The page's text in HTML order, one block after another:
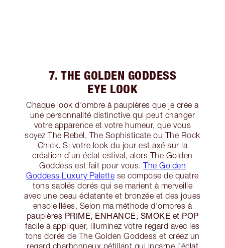
7. THE GOLDEN GODDESS
EYE LOOK
Chaque look d'ombre à paupières que je crée a
une personnalité distinctive qui peut changer
votre apparence et votre humeur, que vous
soyez The Rebel, The Sophisticate ou The Rock
Chick. Si votre look du jour est axé sur la
création d’un éclat estival, alors The Golden
Goddess est fait pour vous. The Golden
Goddess Luxury Palette se compose de quatre
tons sablés dorés qui se marient à merveille
avec une peau éclatante et bronzée et des joues
ensoleillées. Selon ma méthode d'ombres à
paupières PRIME, ENHANCE, SMOKE et POP
facile à appliquer, illuminez votre regard avec les
tons dorés de The Golden Goddess et créez un
regard charbonneux pétillant qui incarne l’éclat